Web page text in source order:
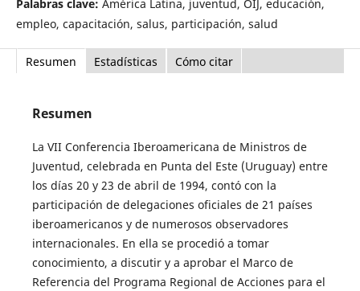
Palabras clave: América Latina, juventud, OIJ, educación,
empleo, capacitación, salus, participación, salud
Resumen Estadísticas Cómo citar
Resumen
La VII Conferencia Iberoamericana de Ministros de
Juventud, celebrada en Punta del Este (Uruguay) entre
los días 20 y 23 de abril de 1994, contó con la
participación de delegaciones oficiales de 21 países
iberoamericanos y de numerosos observadores
internacionales. En ella se procedió a tomar
conocimiento, a discutir y a aprobar el Marco de
Referencia del Programa Regional de Acciones para el